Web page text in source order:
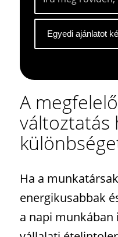
A
változtatás
Ha a
energikusabbak
a napi